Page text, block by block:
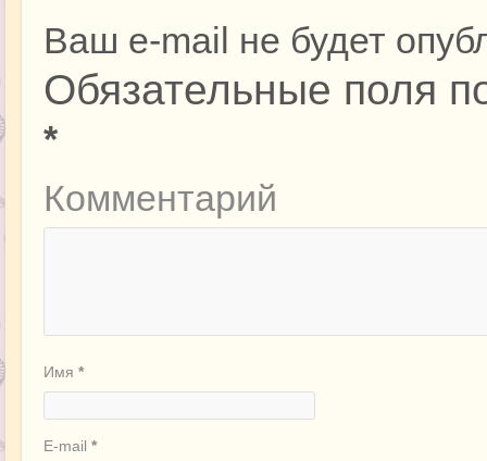
Ваш e-mail не будет
Обязательные поля
*
Комментарий
Имя *
E-mail *